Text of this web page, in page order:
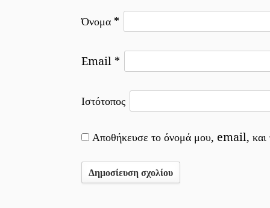
Όνομα *
Email *
Ιστότοπος
Αποθήκευσε το όνομά μου, email, και